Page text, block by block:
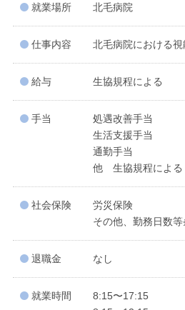
就業場所 北毛病院
仕事内容 北毛病院における
給与 生協規程による
手当
処遇改善手当
生活支援手当
通勤手当
他 生協規程による
社会保険
労災保険
その他、勤務日数
退職金 なし
就業時間
8:15〜17:15